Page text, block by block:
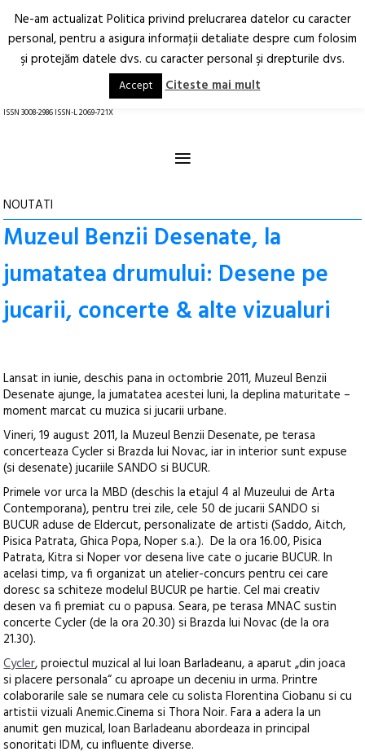
Arhitectură.
Oraș.
RO EN
ISSN 3008-2986 ISSN-L 2069-721X
≡
NOUTATI
Muzeul Benzii Desenate, la
jumatatea drumului: Desene pe
jucarii, concerte & alte vizualuri
Lansat in iunie, deschis pana in octombrie 2011, Muzeul Benzii
Desenate ajunge, la jumatatea acestei luni, la deplina maturitate –
moment marcat cu muzica si jucarii urbane.
Vineri, 19 august 2011, la Muzeul Benzii Desenate, pe terasa
concerteaza Cycler si Brazda lui Novac, iar in interior sunt expuse
(si desenate) jucariile SANDO si BUCUR.
Primele vor urca la MBD (deschis la etajul 4 al Muzeului de Arta
Contemporana), pentru trei zile, cele 50 de jucarii SANDO si
BUCUR aduse de Eldercut, personalizate de artisti (Saddo, Aitch,
Pisica Patrata, Ghica Popa, Noper s.a.). De la ora 16.00, Pisica
Patrata, Kitra si Noper vor desena live cate o jucarie BUCUR. In
acelasi timp, va fi organizat un atelier-concurs pentru cei care
doresc sa schiteze modelul BUCUR pe hartie. Cel mai creativ
desen va fi premiat cu o papusa. Seara, pe terasa MNAC sustin
concerte Cycler (de la ora 20.30) si Brazda lui Novac (de la ora
21.30).
Cycler, proiectul muzical al lui Ioan Barladeanu, a aparut „din joaca
si placere personala“ cu aproape un deceniu in urma. Printre
colaborarile sale se numara cele cu solista Florentina Ciobanu si cu
artistii vizuali Anemic.Cinema si Thora Noir. Fara a adera la un
anumit gen muzical, Ioan Barladeanu abordeaza in principal
sonoritati IDM, cu influente diverse.
Ne-am actualizat Politica privind prelucrarea datelor cu caracter
personal, pentru a asigura informaţii detaliate despre cum folosim
şi protejăm datele dvs. cu caracter personal şi drepturile dvs.
Accept Citeste mai mult